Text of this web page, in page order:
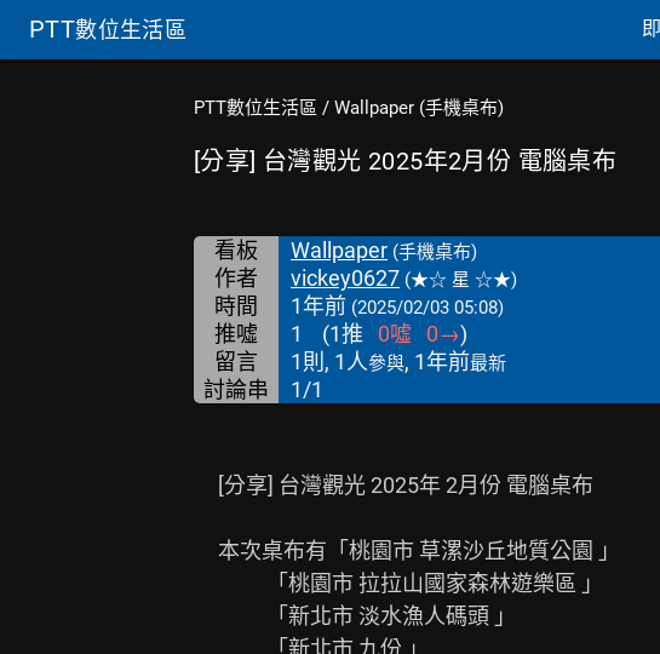
PTT數位生活區
PTT數位生活區 / Wallpaper (手機桌布)
[分享] 台灣觀光 2025年2月份 電腦桌布
看板 Wallpaper (手機桌布)
作者 vickey0627 (★☆ 星 ☆★)
時間 1年前 (2025/02/03 05:08)
推噓 1 (1推 0噓 0→)
留言
1則, 1人參與, 1年前最新
討論串 1/1